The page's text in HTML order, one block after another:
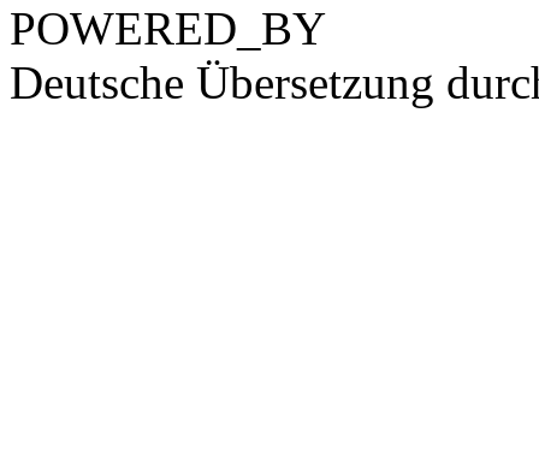
POWERED_BY
Deutsche Übersetzung